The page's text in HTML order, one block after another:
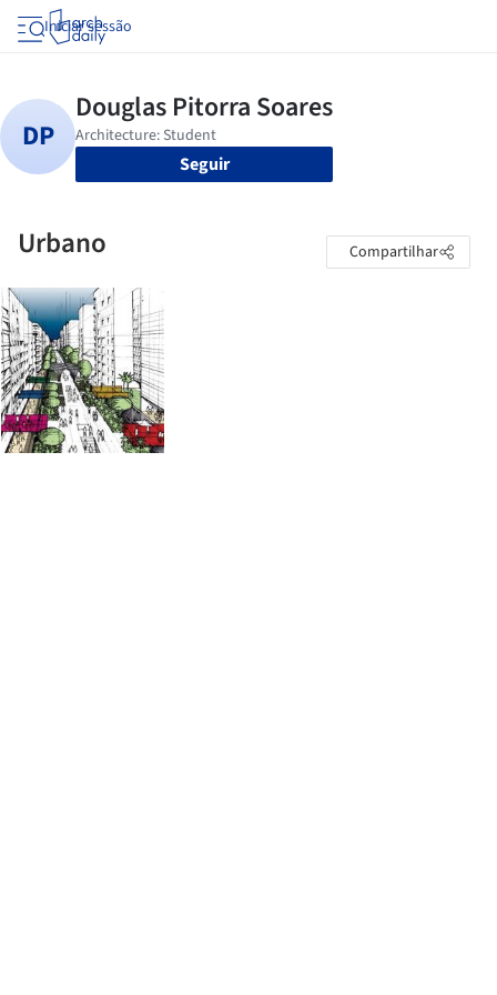
Iniciar sessão
Seguir
Urbano Compartilhar